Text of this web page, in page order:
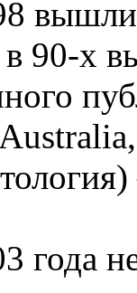
90-х
года